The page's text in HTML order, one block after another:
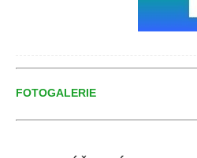
FOTOGALERIE